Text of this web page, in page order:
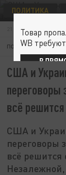
ПОЛИТИКА
21 НОЯБРЯ 17:54
ПОДПИШИТЕСЬ:
США и
переговоры
всё решится
США и
переговоры
всё решится
Товар
WB
В